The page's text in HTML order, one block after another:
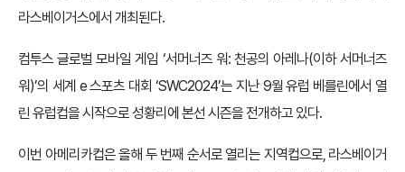
라스베이거스에서 개최된다.
컴투스 글로벌 모바일 게임 ‘서머너즈 워: 천공의 아레나(이하 서머너즈
워)’의 세계 e 스포츠 대회 ‘SWC2024’는 지난 9월 유럽 베를린에서 열
린 유럽컵을 시작으로 성황리에 본선 시즌을 전개하고 있다.
이번 아메리카컵은 올해 두 번째 순서로 열리는 지역컵으로, 라스베이거